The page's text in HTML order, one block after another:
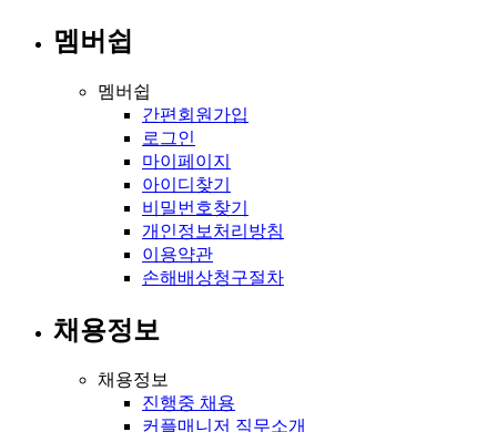
멤버쉽
멤버쉽
간편회원가입
로그인
마이페이지
아이디찾기
비밀번호찾기
개인정보처리방침
이용약관
손해배상청구절차
채용정보
채용정보
진행중 채용
커플매니저 직무소개